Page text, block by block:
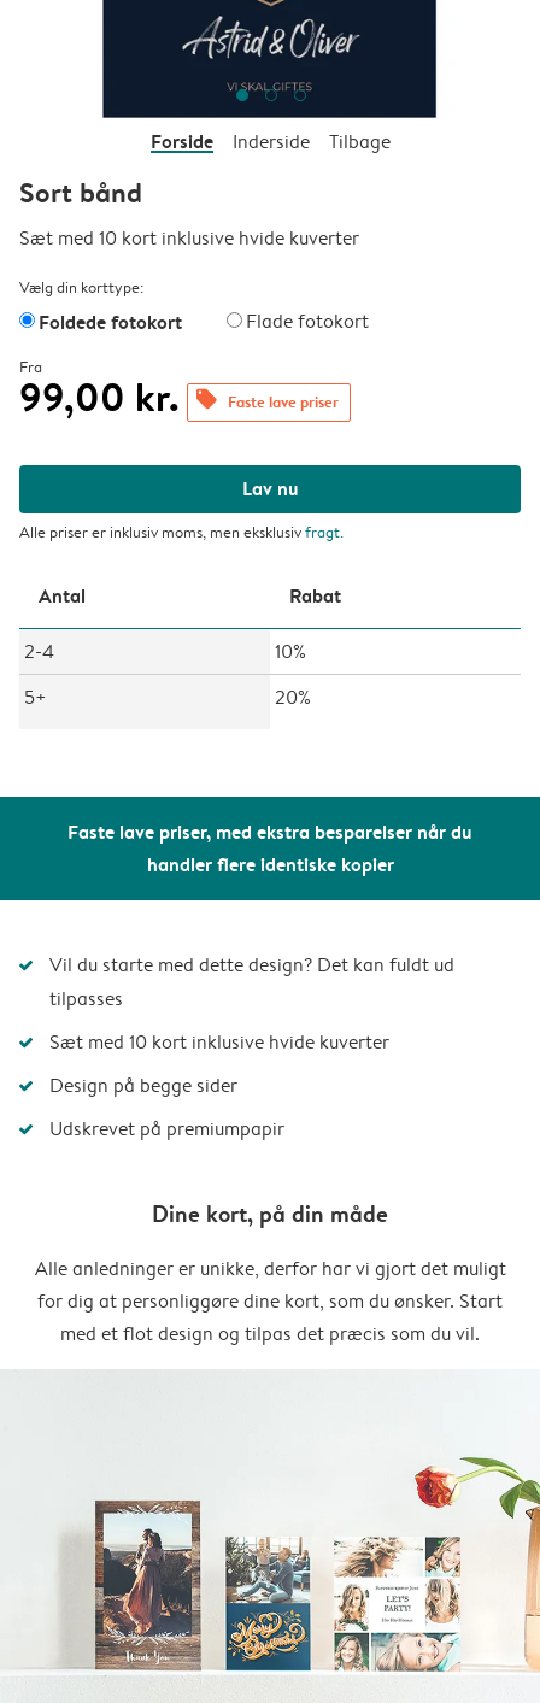
Faste lave priser, med ekstra besparelser når du
handler flere identiske kopier
Forside Inderside Tilbage
Sort bånd
Sæt med 10 kort inklusive hvide kuverter
Vælg din korttype:
Foldede fotokort Flade fotokort
Fra
99,00 kr. offers Faste lave priser
Lav nu
Alle priser er inklusiv moms, men eksklusivfragt.
Antal Rabat
2-4
10%
5+
20%
Vil du starte med dette design? Det kan fuldt ud
tilpasses
Sæt med 10 kort inklusive hvide kuverter
Design på begge sider
Udskrevet på premiumpapir
Dine kort, på din måde
Alle anledninger er unikke, derfor har vi gjort det muligt
for dig at personliggøre dine kort, som du ønsker. Start
med et flot design og tilpas det præcis som du vil.